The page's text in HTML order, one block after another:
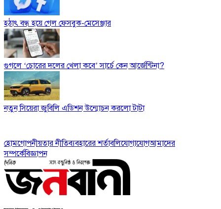
হঠাৎ বন্ধ হয়ে গেল ফেসবুক-মেসেঞ্জার
গুগলে ‘চোরের দলের খেলা কবে’ সার্চে কেন আর্জেন্টিনা?
নতুন সিয়েরা জুবিলি এডিশন উন্মোচন করলো টাটা
হোমগোপনীয়তার নীতিব্যবহারের শর্তাবলিযোগাযোগআমাদের
সম্পর্কেবিজ্ঞাপন